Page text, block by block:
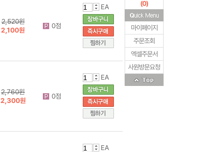
2,520원
2,100원
0점
EA
2,760원
2,300원
0점
EA
EA
(0)
마이페이지
주문조회
엑셀주문서
사원방문요청